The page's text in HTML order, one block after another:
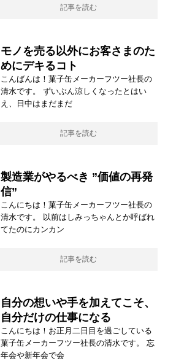
記事を読む
モノを売る以外にお客さまのた
めにデキるコト
こんばんは！菓子缶メーカーフツー社長の
清水です。 ずいぶん涼しくなったとはい
え、日中はまだまだ
記事を読む
製造業がやるべき ”価値の再発
信”
こんにちは！菓子缶メーカーフツー社長の
清水です。 以前はしみっちゃんとか呼ばれ
てたのにカンカン
記事を読む
自分の想いや手を加えてこそ、
自分だけの仕事になる
こんにちは！お正月二日目を過ごしている
菓子缶メーカーフツー社長の清水です。 忘
年会や新年会で会